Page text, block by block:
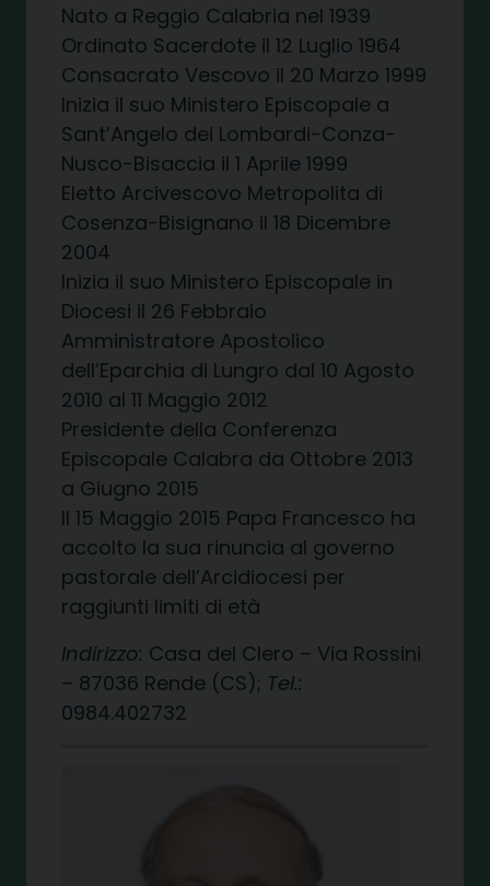
Nato a Reggio Calabria nel 1939
Ordinato Sacerdote il 12 Luglio 1964
Consacrato Vescovo il 20 Marzo 1999
Inizia il suo Ministero Episcopale a
Sant’Angelo dei Lombardi-Conza-
Nusco-Bisaccia il 1 Aprile 1999
Eletto Arcivescovo Metropolita di
Cosenza-Bisignano il 18 Dicembre
2004
Inizia il suo Ministero Episcopale in
Diocesi il 26 Febbraio
Amministratore Apostolico
dell’Eparchia di Lungro dal 10 Agosto
2010 al 11 Maggio 2012
Presidente della Conferenza
Episcopale Calabra da Ottobre 2013
a Giugno 2015
Il 15 Maggio 2015 Papa Francesco ha
accolto la sua rinuncia al governo
pastorale dell’Arcidiocesi per
raggiunti limiti di età
Indirizzo: Casa del Clero – Via Rossini
– 87036 Rende (CS); Tel.:
0984.402732